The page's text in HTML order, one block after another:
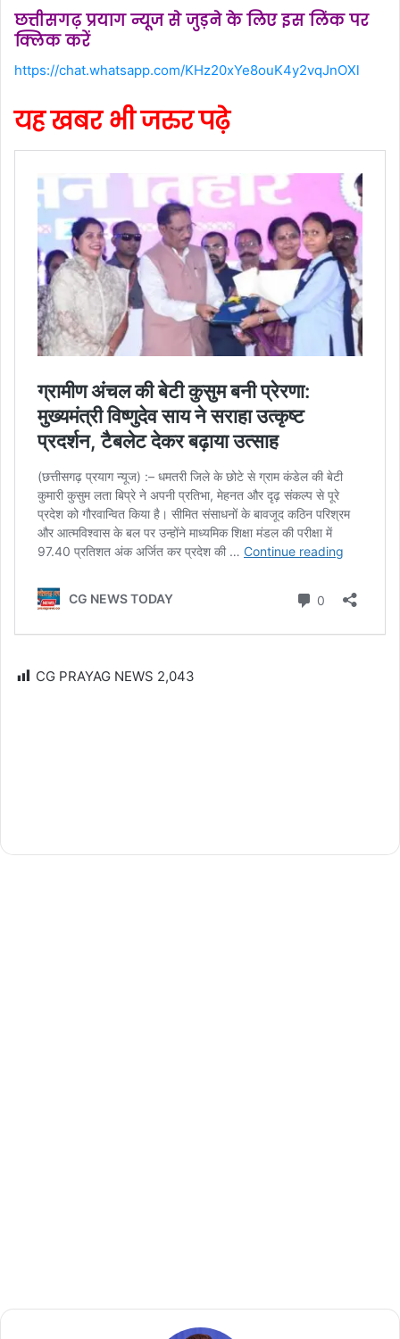
छत्तीसगढ़ प्रयाग न्यूज से जुड़ने के लिए इस लिंक पर
क्लिक करें
https://chat.whatsapp.com/KHz20xYe8ouK4y2vqJnOXl
यह खबर भी जरुर पढ़े
CG PRAYAG NEWS 2,043